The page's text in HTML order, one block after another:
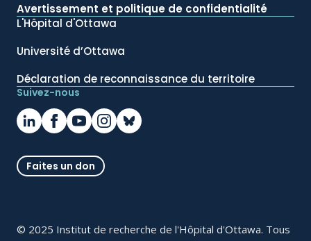
Avertissement et politique de confidentialité
L'Hôpital d'Ottawa
Université d’Ottawa
Déclaration de reconnaissance du territoire
Suivez-nous
Faites un don
© 2025 Institut de recherche de l'Hôpital d'Ottawa. Tous